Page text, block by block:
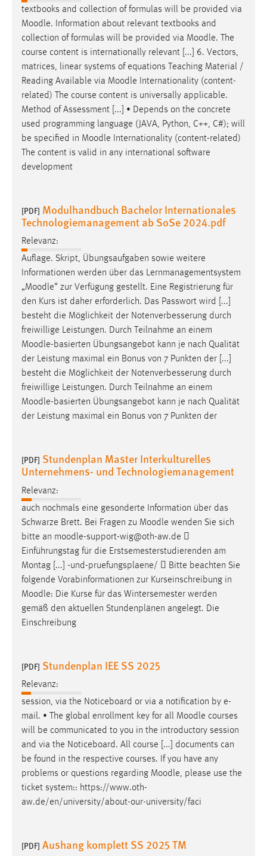
textbooks and collection of formulas will be provided via
Moodle. Information about relevant textbooks and
collection of formulas will be provided via Moodle. The
course content is internationally relevant [...] 6. Vectors,
matrices, linear systems of equations Teaching Material /
Reading Available via Moodle Internationality (content-
related) The course content is universally applicable.
Method of Assessment [...] • Depends on the concrete
used programming language (JAVA, Python, C++, C#); will
be specified in Moodle Internationality (content-related)
The content is valid in any international software
development
[PDF] Modulhandbuch Bachelor Internationales
Technologiemanagement ab SoSe 2024.pdf
Relevanz:
Auflage. Skript, Übungsaufgaben sowie weitere
Informationen werden über das Lernmanagementsystem
„Moodle“ zur Verfügung gestellt. Eine Registrierung für
den Kurs ist daher erforderlich. Das Passwort wird [...]
besteht die Möglichkeit der Notenverbesserung durch
freiwillige Leistungen. Durch Teilnahme an einem
Moodle-basierten Übungsangebot kann je nach Qualität
der Leistung maximal ein Bonus von 7 Punkten der [...]
besteht die Möglichkeit der Notenverbesserung durch
freiwillige Leistungen. Durch Teilnahme an einem
Moodle-basierten Übungsangebot kann je nach Qualität
der Leistung maximal ein Bonus von 7 Punkten der
[PDF] Stundenplan Master Interkulturelles
Unternehmens- und Technologiemanagement
Relevanz:
auch nochmals eine gesonderte Information über das
Schwarze Brett. Bei Fragen zu Moodle wenden Sie sich
bitte an moodle-support-wig@oth-aw.de 
Einführungstag für die Erstsemesterstudierenden am
Montag [...] -und-pruefungsplaene/  Bitte beachten Sie
folgende Vorabinformationen zur Kurseinschreibung in
Moodle: Die Kurse für das Wintersemester werden
gemäß den aktuellen Stundenplänen angelegt. Die
Einschreibung
[PDF] Stundenplan IEE SS 2025
Relevanz:
session, via the Noticeboard or via a notification by e-
mail. • The global enrollment key for all Moodle courses
will be communicated to you in the introductory session
and via the Noticeboard. All course [...] documents can
be found in the respective courses. If you have any
problems or questions regarding Moodle, please use the
ticket system:: https://www.oth-
aw.de/en/university/about-our-university/faci
[PDF] Aushang komplett SS 2025 TM
Name:
staticfilecache
Zweck:
Für performante Seitenauslieferung wird in diesem Cookie
gespeichert, ob man eingeloggt ist.
Sprachpräferenz
Name:
site-language-preference
Das Cookie speichert die gewählte Sprache der Website.
30 Tage
Chat
Name:
chat-frame-style-5e9dbeb1811c0446
Zweck:
Wird benötigt um die Chatfunktion nutzen zu können.
Cookie Laufzeit:
MibewSessionID, mibew-chat-frame-style-
5e9dbeb1811c0446 = Sitzungslaufzeit, mibew_locale = 3
Jahre, MIBEW_UserID = 1 Jahr
Login
fe_user, be_user, be_lastLoginProvider
Dieser Cookie ist notwendig um sich an der Website
einloggen zu können.
Cookie Laufzeit:
STATISTIK
Statistik Cookies erfassen Informationen anonym.
Diese Informationen helfen uns zu verstehen, wie
Matomo
_pk_ref, _pk_cvar, _pk_id, _pk_ses
Zweck:
Zugriffsstatistik
Cookie Laufzeit:
Max. 13 Monate
Marketing Cookies werden von Drittanbietern